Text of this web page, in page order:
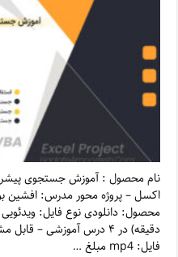
نام محصول : آموزش جستجوی
اکسل – پروژه محور مدرس: افشین
دقیقه) در ۴ درس آموزشی –
فایل: mp4 مبلغ …